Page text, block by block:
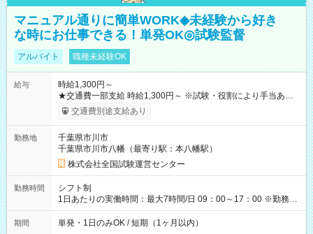
マニュアル通りに簡単WORK◆未経験から好き
な時にお仕事できる！単発OK◎試験監督
アルバイト 職種未経験OK
給与
時給1,300円～
★交通費一部支給 時給1,300円～ ※試験・役割により手当あり
※勤務回数により昇給あり 【即給（前払い）オプションあ
り！】 希望される場合、勤務から1週間ほどで給与の一部を受け
例】 ・河合塾模擬試験 8:30～17:30（休憩1時間） 時給1,300円
×8時間＝日収10,400円＋交通費 ※当日の役割により時給＋100
円の場合あり ・国家試験 7:00～13:30（休憩なし） 時給1,300
円（役割手当＋100円）×6時間＝日収8,400円＋交通費 【試用期
間】試用期間なし
交通費別途支給あり
勤務地
千葉県市川市
千葉県市川市八幡（最寄り駅：本八幡駅）
株式会社全国試験運営センター
勤務時間
シフト制
1日あたりの実働時間：最大7時間/日 09：00～17：00 ※勤務時
間は 試験により異なります。
期間 単発・1日のみOK / 短期（1ヶ月以内）